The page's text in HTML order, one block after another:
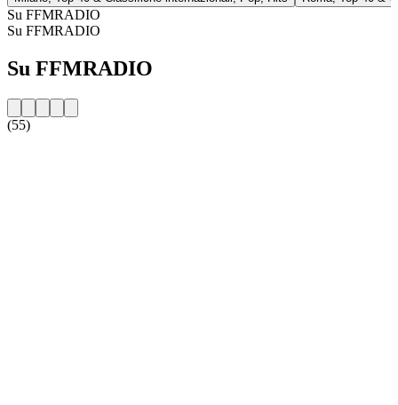
Su FFMRADIO
Su FFMRADIO
Su FFMRADIO
(55)